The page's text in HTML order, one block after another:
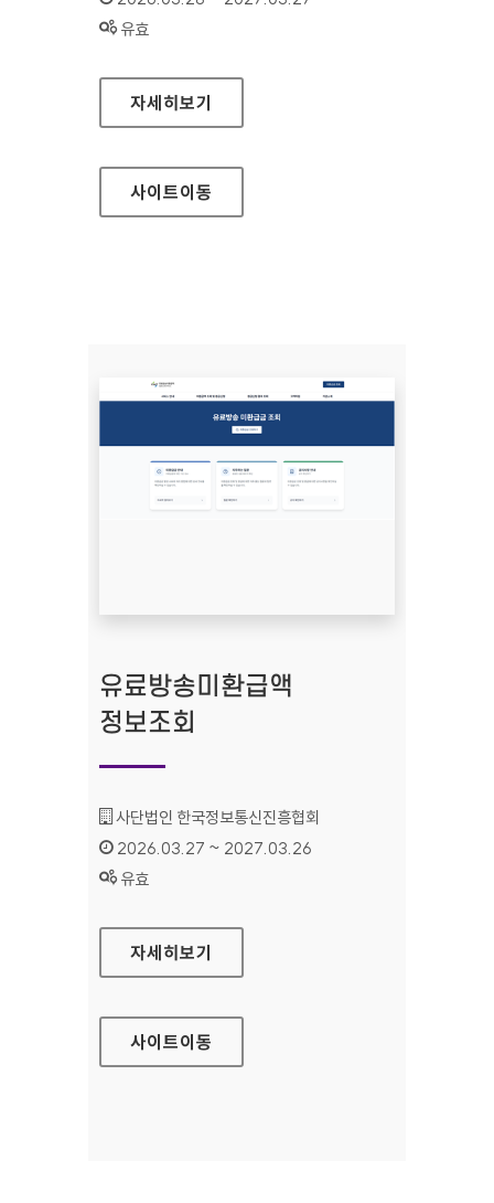
상태 :
유효
우체국금융개발원
자세히보기
사이트이동
유료방송미환급액
정보조회
기관명 :
사단법인 한국정보통신진흥협회
인증기간 :
2026.03.27 ~ 2027.03.26
상태 :
유효
유료방송미환급액 정보조회
자세히보기
사이트이동